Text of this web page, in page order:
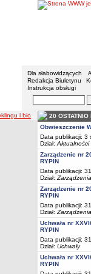
Gmina
Menu dodatkowe
Dla słabowidzących A
Redakcja Biuletynu
Instrukcja obsługi
Wyszukiwarka
i bio
20 OSTATNIO
Obwieszczenie
Data publikacji: 3
Dział: Aktualności
Zarządzenie nr
RYPIN
Data publikacji:
Dział: Zarządzenia
Zarządzenie nr
RYPIN
Data publikacji:
Dział: Zarządzenia
Uchwała nr
RYPIN
Data publikacji:
Dział: Uchwały
Uchwała nr
RYPIN